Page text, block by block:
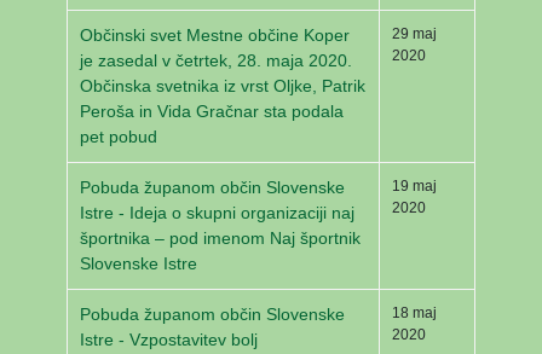
Občinski svet Mestne občine Koper
je zasedal v četrtek, 28. maja 2020.
Občinska svetnika iz vrst Oljke, Patrik
Peroša in Vida Gračnar sta podala
pet pobud
29 maj
2020
Pobuda županom občin Slovenske
Istre - Ideja o skupni organizaciji naj
športnika – pod imenom Naj športnik
Slovenske Istre
19 maj
2020
Pobuda županom občin Slovenske
Istre - Vzpostavitev bolj
18 maj
2020